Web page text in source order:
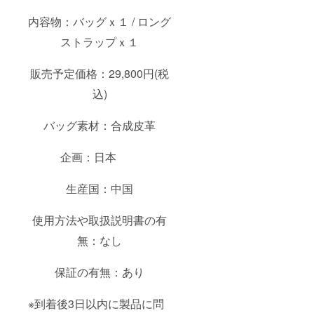
内容物：バッグｘ１ / ロング
ストラップｘ１
販売予定価格：29,800円(税
込)
バッグ素材：合成皮革
企画：日本
生産国：中国
使用方法や取扱説明書の有
無：なし
保証の有無：あり
※到着後3日以内に製品に問